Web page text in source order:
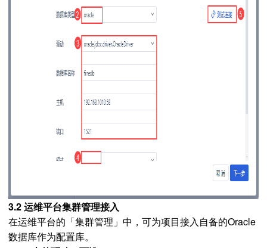
3.2 运维平台集群管理接入
在运维平台的「集群管理」中，可为项目接入自备的Oracle
数据库作为配置库。